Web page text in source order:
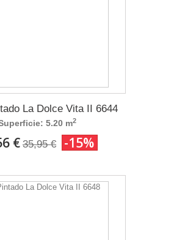
La Dolce Vita II 6644
5.20 m2
€ 35,95 € -15%